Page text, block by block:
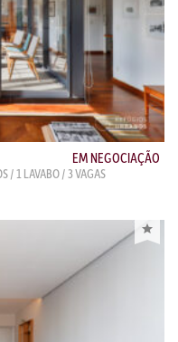
EM NEGOCIAÇÃO
/ 1 LAVABO / 3 VAGAS